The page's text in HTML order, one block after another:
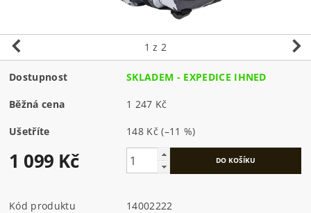
1 z 2
Dostupnost SKLADEM - EXPEDICE IHNED
Běžná cena 1 247 Kč
Ušetříte 148 Kč(–11 %)
1 099 Kč
Kód produktu
14002222